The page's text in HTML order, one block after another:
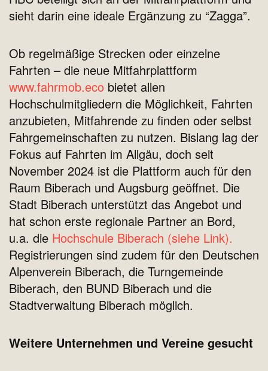
sieht darin eine ideale Ergänzung zu “Zagga”.
Ob regelmäßige Strecken oder einzelne
Fahrten – die neue Mitfahrplattform
www.fahrmob.eco bietet allen
Hochschulmitgliedern die Möglichkeit, Fahrten
anzubieten, Mitfahrende zu finden oder selbst
Fahrgemeinschaften zu nutzen. Bislang lag der
Fokus auf Fahrten im Allgäu, doch seit
November 2024 ist die Plattform auch für den
Raum Biberach und Augsburg geöffnet. Die
Stadt Biberach unterstützt das Angebot und
hat schon erste regionale Partner an Bord,
u.a. die Hochschule Biberach (siehe Link).
Registrierungen sind zudem für den Deutschen
Alpenverein Biberach, die Turngemeinde
Biberach, den BUND Biberach und die
Stadtverwaltung Biberach möglich.
Weitere Unternehmen und Vereine gesucht